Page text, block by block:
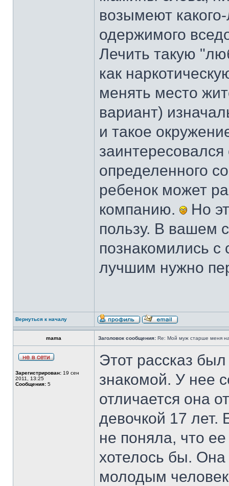
возымеют
одержимого
Лечить такую
как
менять место
вариант)
и такое
определенного
ребенок может
компанию.
Но
пользу. В вашем
познакомились
лучшим нужно
Вернуться к началу
mama Заголовок сообщения: Re: Мой муж старше меня
Зарегистрирован: 19 сен
2011, 13:25
Сообщения: 5
Этот рассказ
знакомой. У нее
отличается она
девочкой 17 лет.
не поняла, что
хотелось бы. Она
молодым